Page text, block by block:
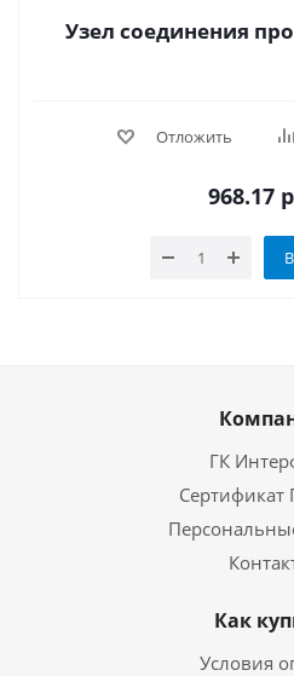
Узел соединения
Отложить
968.17
ГК
Сертификат
Как
Условия